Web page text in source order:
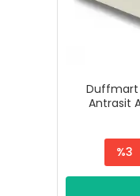
Duffmart
Antrasit
%3